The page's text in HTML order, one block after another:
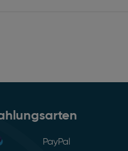
PayPal